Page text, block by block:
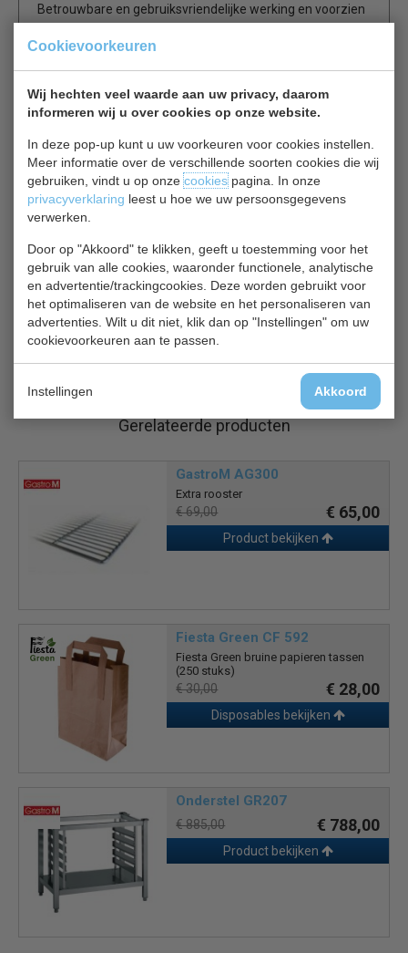
Cookievoorkeuren
Wij hechten veel waarde aan uw privacy, daarom
informeren wij u over cookies op onze website.
In deze pop-up kunt u uw voorkeuren voor cookies instellen.
Meer informatie over de verschillende soorten cookies die wij
gebruiken, vindt u op onzecookiespagina. In onze
privacyverklaring leest u hoe we uw persoonsgegevens
verwerken.
Door op "Akkoord" te klikken, geeft u toestemming voor het
gebruik van alle cookies, waaronder functionele, analytische
en advertentie/trackingcookies. Deze worden gebruikt voor
het optimaliseren van de website en het personaliseren van
advertenties. Wilt u dit niet, klik dan op "Instellingen" om uw
cookievoorkeuren aan te passen.
Instellingen Akkoord
Betrouwbare en gebruiksvriendelijke werking en voorzien
down' deur.
De oven is perfect voor het bereiden van veel
verschillende gerechten en heeft ook een handige
bevochtiger zodat voedsel niet uitdroogt.
gooien.
Zeer eenvoudige werking
Gebruiksvriendelijk bedieningspaneel
2 ventilatoren
Te veranderen naar GN 1/1 afmeting
Incl. 1 rooster (geschikt voor 4 roosters)
4x 60 x 40 / 4x GN 1/1
Optie: Extra roosters verkrijgbaar (AG300)
Gerelateerde producten
GastroM AG300
Extra rooster
€ 69,00 € 65,00
Product bekijken
Fiesta Green CF 592
Fiesta Green bruine papieren tassen
(250 stuks)
€ 30,00 € 28,00
Disposables bekijken
Onderstel GR207
€ 885,00 € 788,00
Product bekijken